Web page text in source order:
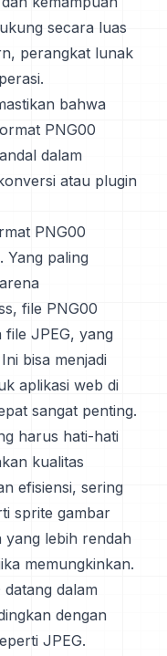
secara luas
perangkat lunak
bahwa
PNG00
dalam
atau plugin
PNG00
Yang paling
file PNG00
file JPEG, yang
bisa menjadi
aplikasi web di
sangat penting.
harus hati-hati
kualitas
efisiensi, sering
sprite gambar
yang lebih rendah
memungkinkan.
dalam
dengan
JPEG.